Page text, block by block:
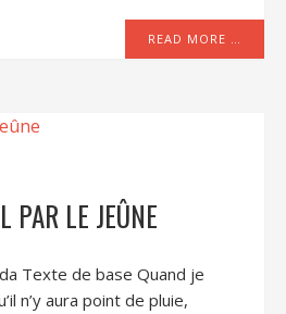
READ MORE …
PAR LE JEÛNE
Texte de base Quand je
n’y aura point de pluie,